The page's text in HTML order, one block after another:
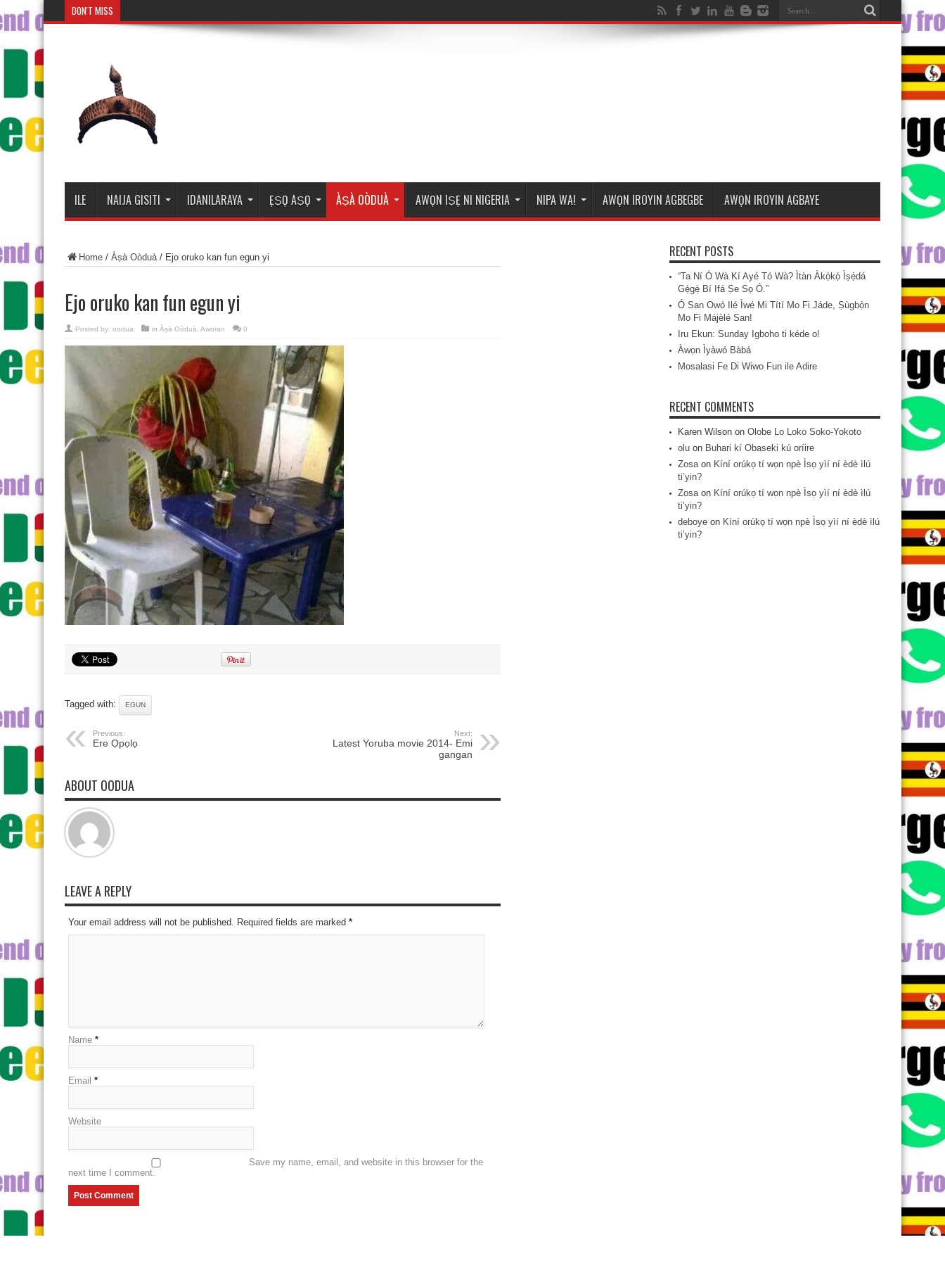
DON'T MISS
ILE NAIJA GISITI IDANILARAYA ẸṢỌ AṢỌ ÀṢÀ OÒDUÀ AWỌN IṢẸ NI NIGERIA NIPA WA! AWỌN IROYIN AGBEGBE AWỌN IROYIN AGBAYE
Home / Àṣà Oòduà/ Ejo oruko kan fun egun yi
Ejo oruko kan fun egun yi
Posted by: oodua in Àṣà Oòduà Aworan 0
Tagged with: EGUN
Previous:
Ere Ọpọlọ
Next:
Latest Yoruba movie 2014- Emi
gangan
ABOUT OODUA
LEAVE A REPLY
Your email address will not be published. Required fields are marked *
Name *
Email *
Website
Save my name, email, and website in this browser for the
next time I comment.
RECENT POSTS
“Ta Ní Ó Wà Kí Ayé Tó Wà? Ìtàn Àkọ́kọ́ Ìṣẹ̀dá
Gẹ́gẹ́ Bí Ifá Ṣe Sọ Ó.”
Ó San Owó Ilé Ìwé Mi Títí Mo Fi Jáde, Ṣùgbọ́n
Mo Fi Májèlé San!
Iru Ekun: Sunday Igboho ti kéde o!
Àwọn Ìyàwó Bàbá
Mosalasi Fe Di Wiwo Fun ile Adire
RECENT COMMENTS
Karen Wilson on Olobe Lo Loko Soko-Yokoto
olu on Buhari kí Obaseki kú oríire
Zosaon Kíní orúkọ tí wọn npè Ìsọ yìí ní èdè ìlú
ti’yin?
Zosaon Kíní orúkọ tí wọn npè Ìsọ yìí ní èdè ìlú
ti’yin?
deboye on Kíní orúkọ tí wọn npè Ìsọ yìí ní èdè ìlú
ti’yin?